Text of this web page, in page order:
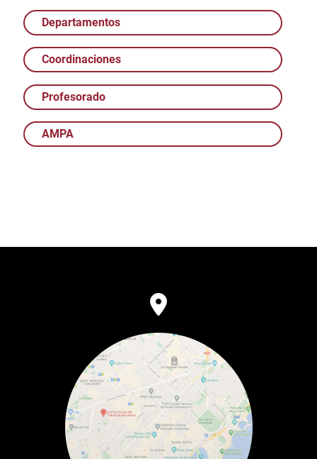
Departamentos
Coordinaciones
Profesorado
AMPA